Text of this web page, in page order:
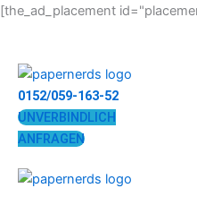
[the_ad_placement
Zum
0152/059-163-52
UNVERBINDLICH
ANFRAGEN